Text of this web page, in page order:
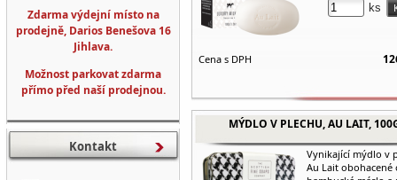
ks
Cena s DPH
MÝDLO V PLECHU, AU LAIT,
Vynikající mýdlo v
Au Lait obohacené
Zdarma výdejní místo na
prodejně, Darios Benešova 16
Jihlava.
Možnost parkovat zdarma
přímo před naší prodejnou.
Kontakt